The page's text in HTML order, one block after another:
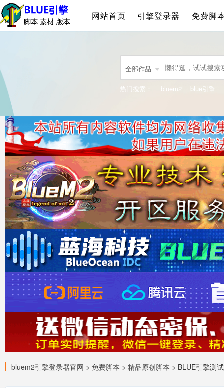
网站首页 引擎登录器 免费脚
全部作品
热门搜索： bluem2 blue引擎
bluem2引擎登录器官网 > 免费脚本 > 精品原创脚本 > BLUE引擎测